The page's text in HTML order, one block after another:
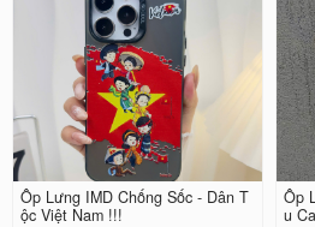
Ốp Lưng IMD Chống Sốc - Dân T
ộc Việt Nam !!!
Ốp
u